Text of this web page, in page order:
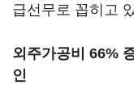
급선무로 꼽히고
외주가공비 66%
인